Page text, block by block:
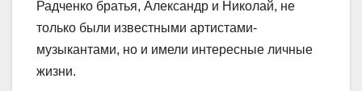
Радченко братья, Александр и Николай, не
только были известными артистами-
музыкантами, но и имели интересные личные
жизни.